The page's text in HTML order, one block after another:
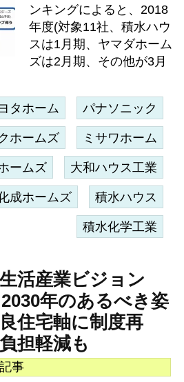
ンキングによると、2018
年度(対象11社、積水ハウ
スは1月期、ヤマダホーム
ズは2月期、その他が3月
タホーム パナソニック
ホームズ ミサワホーム
ームズ 大和ハウス工業
成ホームズ 積水ハウス
積水化学工業
活産業ビジョン
年のあるべき姿
住宅軸に制度再
担軽減も
事